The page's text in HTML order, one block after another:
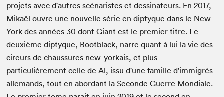
projets avec d'autres scénaristes et dessinateurs. En 2017,
Mikaël ouvre une nouvelle série en diptyque dans le New
York des années 30 dont Giant est le premier titre. Le
deuxième diptyque, Bootblack, narre quant à lui la vie des
cireurs de chaussures new-yorkais, et plus
particulièrement celle de Al, issu d'une famille d'immigrés
allemands, tout en abordant la Seconde Guerre Mondiale.